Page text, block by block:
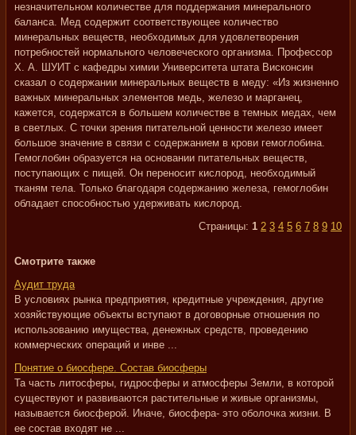
незначительном количестве для поддержания минерального
баланса. Мед содержит соответствующее количество
минеральных веществ, необходимых для удовлетворения
потребностей нормального человеческого организма. Профессор
X. А. ШУИТ с кафедры химии Университета штата Висконсин
сказал о содержании минеральных веществ в меду: «Из жизненно
важных минеральных элементов медь, железо и марганец,
кажется, содержатся в большем количестве в темных медах, чем
в светлых. С точки зрения питательной ценности железо имеет
большое значение в связи с содержанием в крови гемоглобина.
Гемоглобин образуется на основании питательных веществ,
поступающих с пищей. Он переносит кислород, необходимый
тканям тела. Только благодаря содержанию железа, гемоглобин
обладает способностью удерживать кислород.
Страницы: 1 2 3 4 5 6 7 8 9 10
Смотрите также
Аудит труда
В условиях рынка предприятия, кредитные учреждения, другие
хозяйствующие объекты вступают в договорные отношения по
использованию имущества, денежных средств, проведению
коммерческих операций и инве ...
Понятие о биосфере. Состав биосферы
Та часть литосферы, гидросферы и атмосферы Земли, в которой
существуют и развиваются растительные и живые организмы,
называется биосферой. Иначе, биосфера- это оболочка жизни. В
ее состав входят не ...